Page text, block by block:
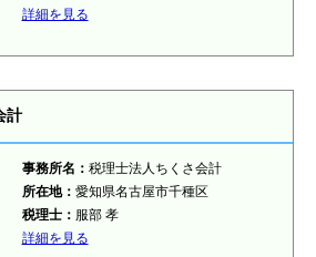
詳細を見る
計
事務所名： 税理士法人ちくさ会計
所在地： 愛知県名古屋市千種区
税理士： 服部 孝
詳細を見る